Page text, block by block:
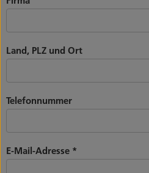
Land, PLZ und Ort
Telefonnummer
E-Mail-Adresse *